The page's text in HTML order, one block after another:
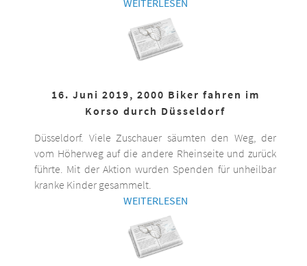
16. Juni 2019, 2000 Biker fahren im
Korso durch Düsseldorf
Düsseldorf. Viele Zuschauer säumten den Weg, der
vom Höherweg auf die andere Rheinseite und zurück
führte. Mit der Aktion wurden Spenden für unheilbar
kranke Kinder gesammelt.
WEITERLESEN